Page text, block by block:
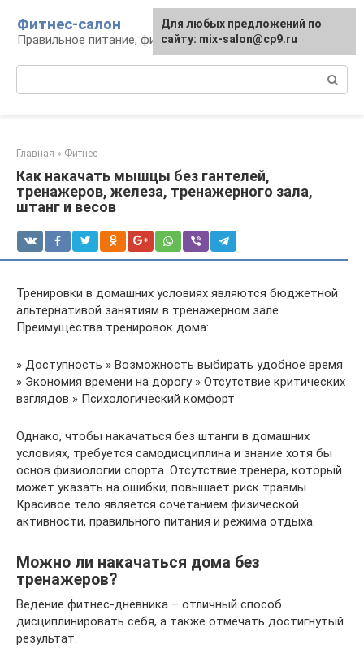
контенту
Фитнес-салон
Правильное питание, фитнес, образ жизни
Главная » Фитнес
Как накачать мышцы без гантелей,
тренажеров, железа, тренажерного зала,
штанг и весов
Тренировки в домашних условиях являются бюджетной
альтернативой занятиям в тренажерном зале.
Преимущества тренировок дома:
» Доступность » Возможность выбирать удобное время
» Экономия времени на дорогу » Отсутствие критических
взглядов » Психологический комфорт
Однако, чтобы накачаться без штанги в домашних
условиях, требуется самодисциплина и знание хотя бы
основ физиологии спорта. Отсутствие тренера, который
может указать на ошибки, повышает риск травмы.
Красивое тело является сочетанием физической
активности, правильного питания и режима отдыха.
Можно ли накачаться дома без
тренажеров?
Ведение фитнес-дневника – отличный способ
дисциплинировать себя, а также отмечать достигнутый
результат.
Для любых предложений по
сайту: mix-salon@cp9.ru